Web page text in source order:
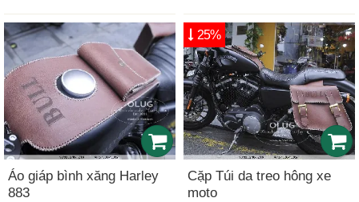
Áo giáp bình xăng Harley
883
Cặp Túi da treo hông xe
moto
25%